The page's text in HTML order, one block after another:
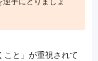
こと」が重視されて